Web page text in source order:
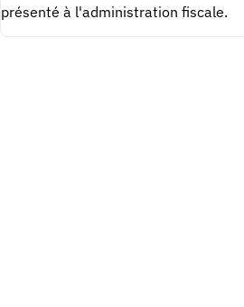
présenté à l'administration fiscale.